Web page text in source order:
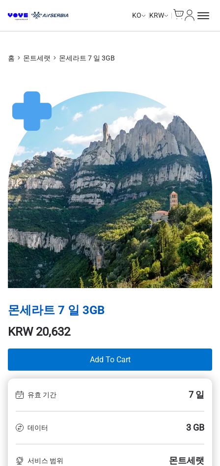
KO KRW
홈 몬트세랫 몬세라트 7 일 3GB
몬세라트 7 일 3GB
KRW20,632
Add To Cart
유효 기간 7 일
데이터 3 GB
서비스 범위 몬트세랫